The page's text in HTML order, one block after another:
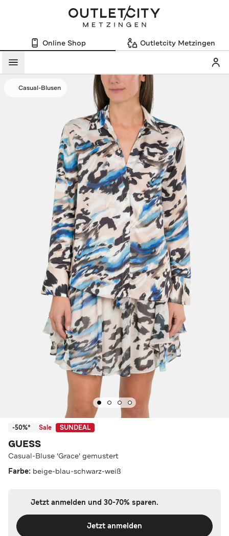
Online Shop Outletcity Metzingen
Menü
Casual-Blusen
-50%* Sale SUNDEAL
GUESS
Casual-Bluse 'Grace' gemustert
Farbe: beige-blau-schwarz-weiß
Jetzt anmelden und 30-70% sparen.
Jetzt anmelden